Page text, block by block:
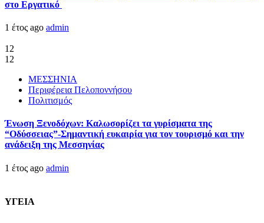
στο Εργατικό
1 έτος ago admin
12
12
ΜΕΣΣΗΝΙΑ
Περιφέρεια Πελοποννήσου
Πολιτισμός
Ένωση Ξενοδόχων: Καλωσορίζει τα γυρίσματα της
“Οδύσσειας”-Σημαντική ευκαιρία για τον τουρισμό και την
ανάδειξη της Μεσσηνίας
1 έτος ago admin
ΥΓΕΙΑ